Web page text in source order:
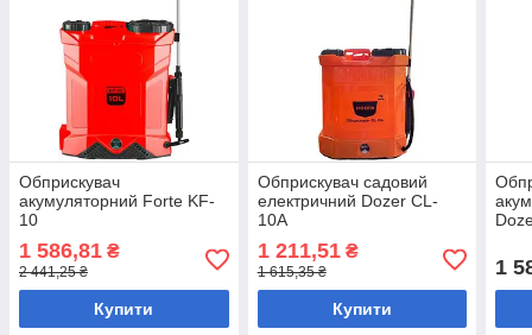
Обприскувач
акумуляторний Forte KF-
10
1 586,81 ₴
2 441,25 ₴
Купити
Обприскувач садовий
електричний Dozer CL-
10A
1 211,51₴
1 615,35 ₴
Купити
1